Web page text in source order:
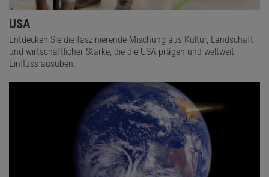
USA
Entdecken Sie die faszinierende Mischung aus Kultur, Landschaft
und wirtschaftlicher Stärke, die die USA prägen und weltweit
Einfluss ausüben.